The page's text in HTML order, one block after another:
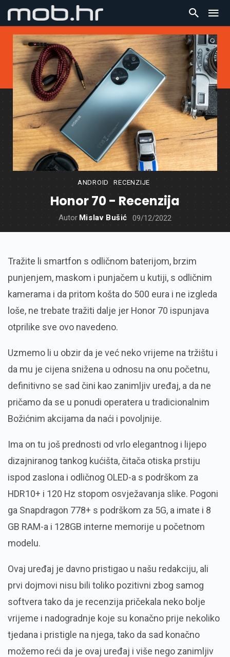
ANDROID RECENZIJE
Honor 70 - Recenzija
Autor Mislav Bušić 09/12/2022
Tražite li smartfon s odličnom baterijom, brzim
punjenjem, maskom i punjačem u kutiji, s odličnim
kamerama i da pritom košta do 500 eura i ne izgleda
loše, ne trebate tražiti dalje jer Honor 70 ispunjava
otprilike sve ovo navedeno.
Uzmemo li u obzir da je već neko vrijeme na tržištu i
da mu je cijena snižena u odnosu na onu početnu,
definitivno se sad čini kao zanimljiv uređaj, a da ne
pričamo da se u ponudi operatera u tradicionalnim
Božićnim akcijama da naći i povoljnije.
Ima on tu još prednosti od vrlo elegantnog i lijepo
dizajniranog tankog kućišta, čitača otiska prstiju
ispod zaslona i odličnog OLED-a s podrškom za
HDR10+ i 120 Hz stopom osvježavanja slike. Pogoni
ga Snapdragon 778+ s podrškom za 5G, a imate i 8
GB RAM-a i 128GB interne memorije u početnom
modelu.
Ovaj uređaj je davno pristigao u našu redakciju, ali
prvi dojmovi nisu bili toliko pozitivni zbog samog
softvera tako da je recenzija pričekala neko bolje
vrijeme i nadogradnje koje su konačno prije nekoliko
tjedana i pristigle na njega, tako da sad konačno
možemo reći da je ovaj uređaj i više nego zanimljiv